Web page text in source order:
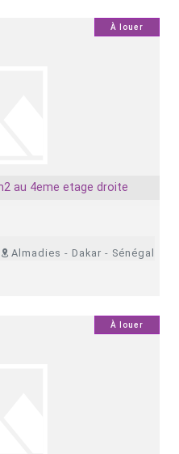
À louer
au 4eme etage droite
0
Almadies - Dakar - Sénégal
À louer0